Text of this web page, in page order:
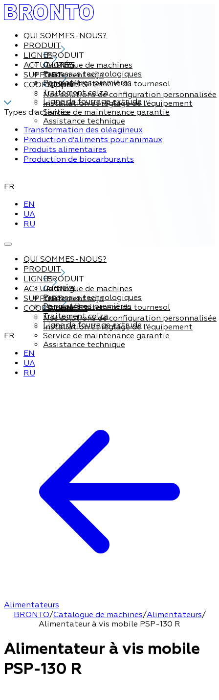
QUI SOMMES-NOUS?
PRODUIT
PRODUIT
Catalogue de machines
Processus technologiques
Par matières premières
LIGNES
LIGNES
Traitement soja
Ligne de traitement du tournesol
Traitement colza
Ligne de fourrage extrude
ACTUALITÉS
SUPPORT
Support
Nos solutions de configuration personnalisée
Installation et réglage de l’équipement
Service de maintenance garantie
Assistance technique
COORDONNÉES
Types d'activités
Transformation des oléagineux
Production d’aliments pour animaux
Produits alimentaires
Production de biocarburants
FR
EN
UA
RU
QUI SOMMES-NOUS?
PRODUIT
PRODUIT
Catalogue de machines
Processus technologiques
Par matières premières
LIGNES
LIGNES
Traitement soja
Ligne de traitement du tournesol
Traitement colza
Ligne de fourrage extrude
ACTUALITÉS
SUPPORT
Support
Nos solutions de configuration personnalisée
Installation et réglage de l’équipement
Service de maintenance garantie
Assistance technique
COORDONNÉES
FR
EN
UA
RU
Alimentateurs
BRONTO/Catalogue de machines/Alimentateurs/
Alimentateur à vis mobile PSP-130 R
Alimentateur à vis mobile
PSP-130 R